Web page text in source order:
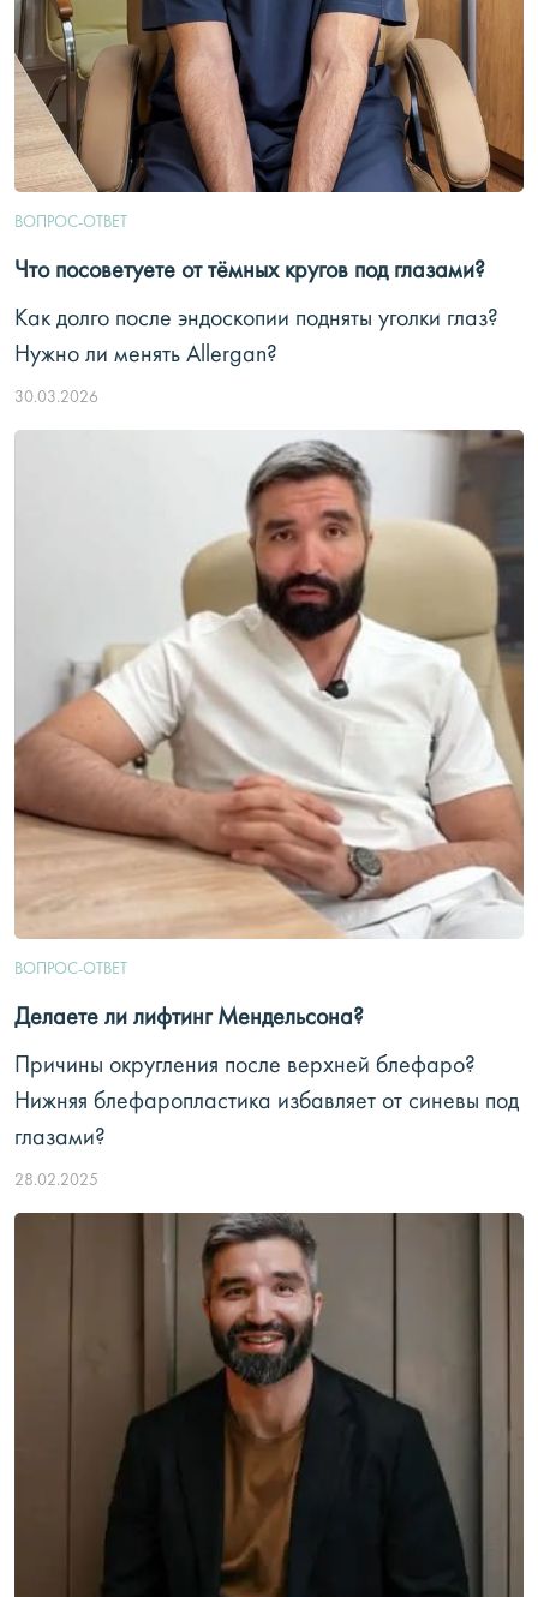
ВОПРОС-ОТВЕТ
Что посоветуете от тёмных кругов под глазами?
Как долго после эндоскопии подняты уголки глаз?
Нужно ли менять Allergan?
30.03.2026
ВОПРОС-ОТВЕТ
Делаете ли лифтинг Мендельсона?
Причины округления после верхней блефаро?
Нижняя блефаропластика избавляет от синевы под
глазами?
28.02.2025